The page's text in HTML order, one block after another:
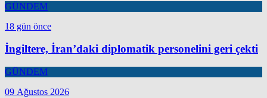
GÜNDEM
18 gün önce
İngiltere, İran’daki diplomatik personelini geri çekti
GÜNDEM
09 Ağustos 2026